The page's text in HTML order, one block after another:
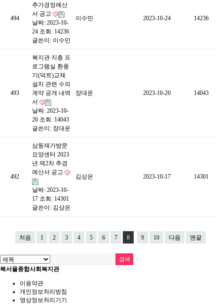
494
추가경정예산
서 공고
날짜: 2023-10-
24 조회: 14236
글쓴이: 이수민
이수민 2023-10-24 14236
493
복지관 지층 프
로그램실 환풍
기(덕트)교체
설치 관련 수의
계약 공개 내역
서
날짜: 2023-10-
20 조회: 14043
글쓴이: 장대운
장대운 2023-10-20 14043
492
삼동재가방문
요양센터 2023
년 제2차 추경
예산서 공고
날짜: 2023-10-
17 조회: 14301
글쓴이: 김상은
김상은 2023-10-17 14301
처음 1 2 3 4 5 6 7 8 9 10 다음 맨끝
북서울종합사회복지관
이용약관
개인정보처리방침
영상정보처리기기